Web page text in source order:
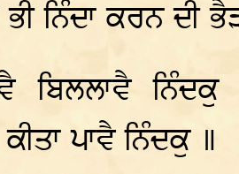
ਨਿੰਦਾ ਕਰਨ ਦੀ
ਬਿਲਲਾਵੈ
ਪਾਵੈ ਨਿੰਦਕੁ ॥